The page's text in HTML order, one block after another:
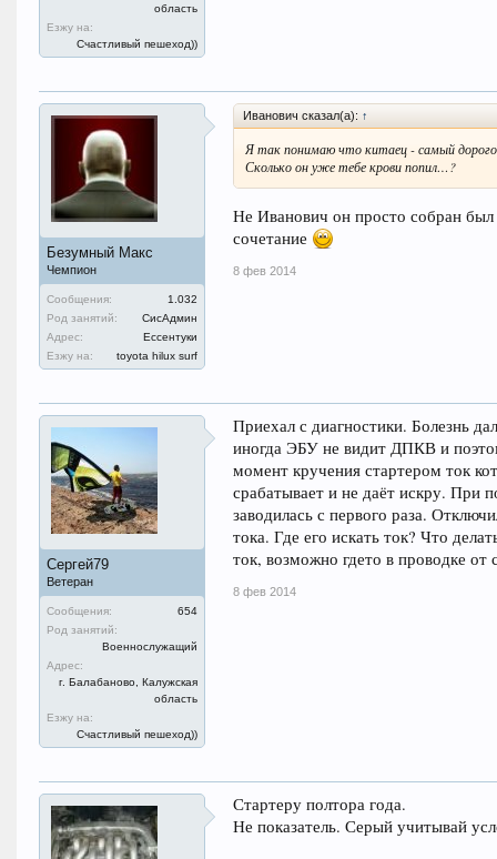
область
Езжу на:
Счастливый пешеход))
Безумный Макс
Чемпион
Сообщения:
1.032
Род занятий:
СисАдмин
Адрес:
Ессентуки
Езжу на:
toyota hilux surf
Иванович сказал(а): ↑
Я так понимаю что китаец - самый
Сколько он уже тебе крови попил…?
Не Иванович он просто собран
сочетание
8 фев 2014
Сергей79
Ветеран
Сообщения:
654
Род занятий:
Военнослужащий
Адрес:
г. Балабаново, Калужская
область
Езжу на:
Счастливый пешеход))
Приехал с диагностики. Болезнь
иногда ЭБУ не видит ДПКВ и
момент кручения стартером ток
срабатывает и не даёт искру. При
заводилась с первого раза.
тока. Где его искать ток? Что
ток, возможно гдето в проводке
8 фев 2014
Стартеру полтора года.
Не показатель. Серый учитывай